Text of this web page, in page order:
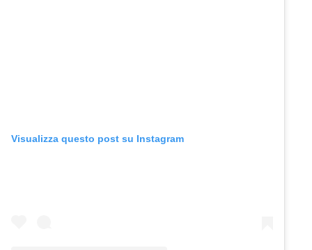
Visualizza questo post su Instagram